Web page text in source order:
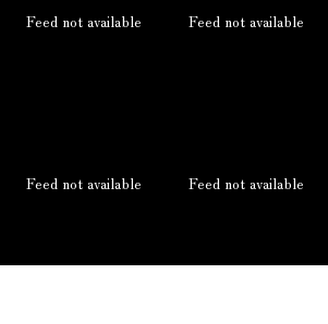
Feed not available Feed not available
Feed not available Feed not available